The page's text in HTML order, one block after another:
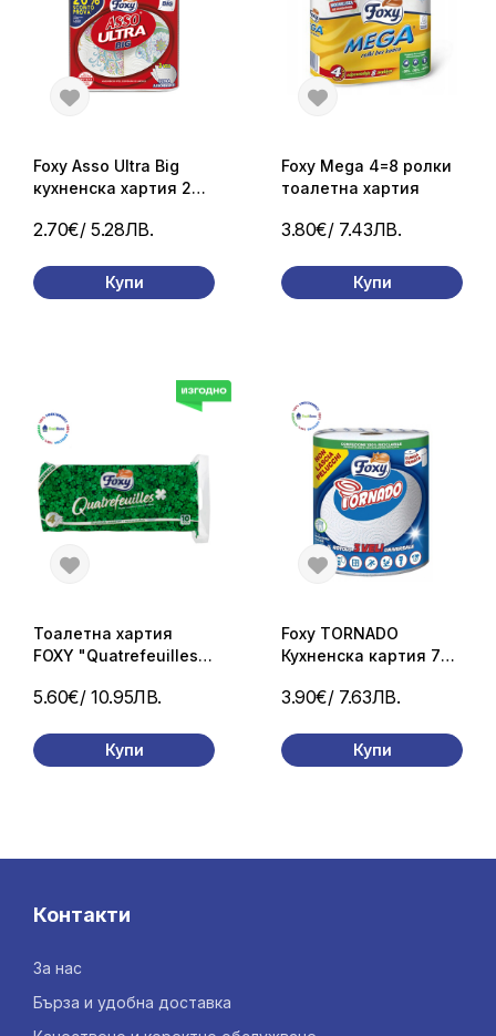
2.70€/ 5.28ЛВ.
Foxy Asso Ultra Big
кухненска хартия 2
формат, висока
Купи
3.80€/ 7.43ЛВ.
Foxy Mega 4=8 ролки
тоалетна хартия
Купи
5.60€/ 10.95ЛВ.
Тоалетна хартия
FOXY "Quatrefeuilles"
Купи
3.90€/ 7.63ЛВ.
Foxy TORNADO
Кухненска картия 750
Купи
Контакти
За нас
Бърза и удобна доставка